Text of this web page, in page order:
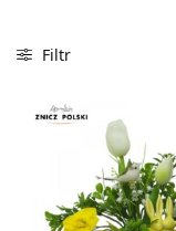
Filtr